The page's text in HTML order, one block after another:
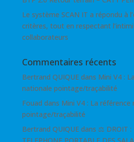
Le système SCAN IT a répondu à
critères, tout en respectant
collaborateurs
Commentaires récents
Bertrand QUIQUEdans Mini V4 :
nationale pointage/traçabilité
Fouad dans Mini V4 : La référence
pointage/traçabilité
Bertrand QUIQUEdans ⚖ DROIT :